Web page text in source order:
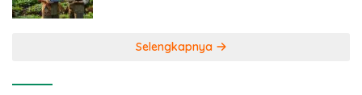
Selengkapnya